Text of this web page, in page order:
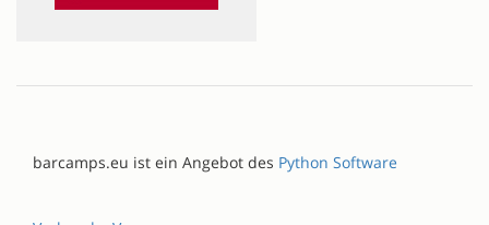
barcamps.eu ist ein Angebot des Python Software